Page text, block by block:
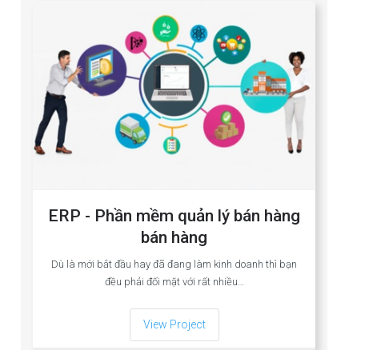
ERP - Phần mềm quản lý bán hàng
bán hàng
Dù là mới bắt đầu hay đã đang làm kinh doanh thì bạn
đều phải đối mặt với rất nhiều…
View Project